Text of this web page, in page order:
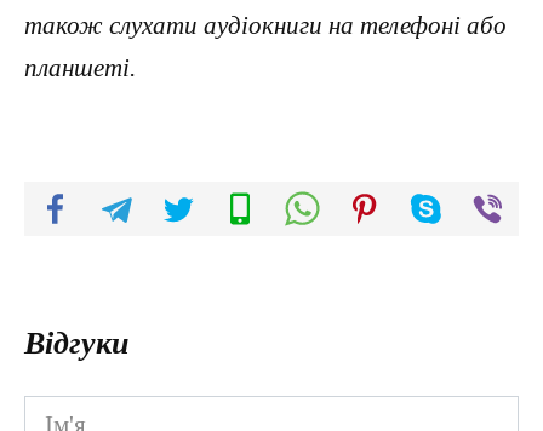
також слухати аудіокниги на телефоні або
планшеті.
Відгуки
Ім'я